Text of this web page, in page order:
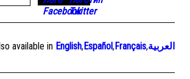
available in English,Español,Français,العربية